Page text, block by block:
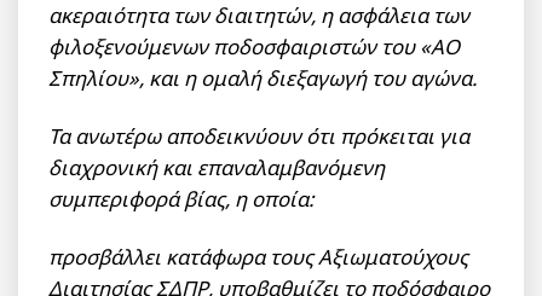
ακεραιότητα των διαιτητών, η ασφάλεια των
φιλοξενούμενων ποδοσφαιριστών του «ΑΟ
Σπηλίου», και η ομαλή διεξαγωγή του αγώνα.
Τα ανωτέρω αποδεικνύουν ότι πρόκειται για
διαχρονική και επαναλαμβανόμενη
συμπεριφορά βίας, η οποία:
προσβάλλει κατάφωρα τους Αξιωματούχους
Διαιτησίας ΣΔΠΡ, υποβαθμίζει το ποδόσφαιρο